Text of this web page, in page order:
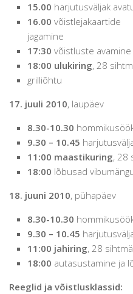
15.00 harjutusväljak
16.00 võistlejakaartide
jagamine
17:30 võistluste avamine
18:00 ulukiring, 28
grilliõhtu
17. juuli 2010, laupäev
8.30-10.30
9.30 – 10.45
11:00 maastikuring, 28
18:00 lõbusad
18. juuni 2010, pühapäev
8.30-10.30
9.30 – 10.45
11:00 jahiring, 28
18:00 autasustamine ja
Reeglid ja võistlusklassid: